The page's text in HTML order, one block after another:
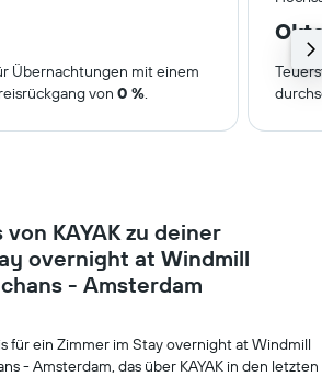
Übernachtungen mit einem
von 0 %.
KAYAK zu deiner
overnight at Windmill
- Amsterdam
für ein Zimmer im Stay overnight at Windmill
- Amsterdam, das über KAYAK in den letzten